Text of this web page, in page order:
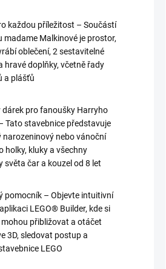
každou příležitost – Součástí
madame Malkinové je prostor,
oblečení, 2 sestavitelné
hravé doplňky, včetně řady
a plášťů
dárek pro fanoušky Harryho
Tato stavebnice představuje
narozeninový nebo vánoční
holky, kluky a všechny
světa čar a kouzel od 8 let
pomocník – Objevte intuitivní
LEGO® Builder, kde si
přibližovat a otáčet
3D, sledovat postup a
LEGO